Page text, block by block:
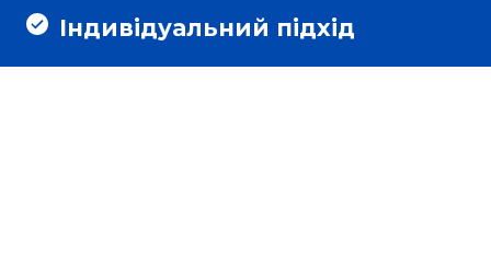
Індивідуальний підхід